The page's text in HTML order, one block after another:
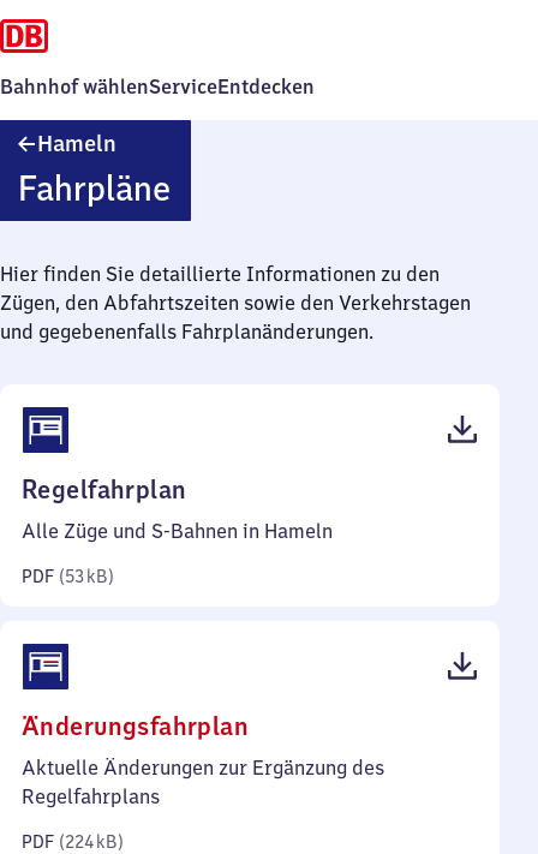
Bahnhof wählenServiceEntdecken
Hameln
Fahrpläne
Hier finden Sie detaillierte Informationen zu den
Zügen, den Abfahrtszeiten sowie den Verkehrstagen
und gegebenenfalls Fahrplanänderungen.
Regelfahrplan
53
Alle Züge und S-Bahnen in Hameln
PDF (53 kB)
Änderungsfahrplan
224
Aktuelle Änderungen zur Ergänzung des
Regelfahrplans
PDF (224 kB)